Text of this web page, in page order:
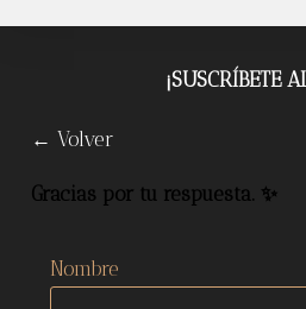
¡SUSCRÍBETE
← Volver
Gracias por tu respuesta. ✨
Nombre